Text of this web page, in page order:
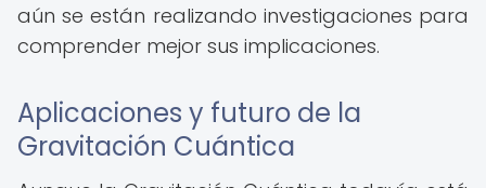
aún se están realizando investigaciones para
comprender mejor sus implicaciones.
Aplicaciones y futuro de la
Gravitación Cuántica